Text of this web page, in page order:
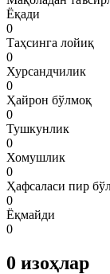
Ёқади
0
Таҳсинга лойиқ
0
Хурсандчилик
0
Ҳайрон бўлмоқ
0
Тушкунлик
0
Хомушлик
0
Ҳафсаласи пир
0
Ёқмайди
0
0 изоҳлар